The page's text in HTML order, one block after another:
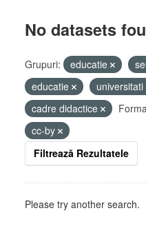
No datasets
Grupuri: educatie
educatie
universitati
cadre didactice
cc-by
Filtrează Rezultatele
Please try another search.